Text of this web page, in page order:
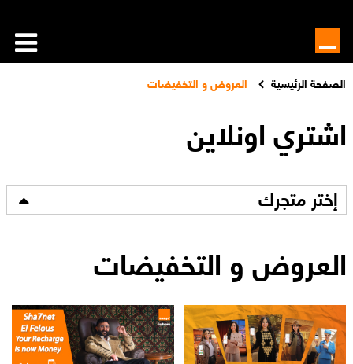
الصفحة الرئيسية العروض و التخفيضات
اشتري اونلاين
إختر متجرك
العروض و التخفيضات